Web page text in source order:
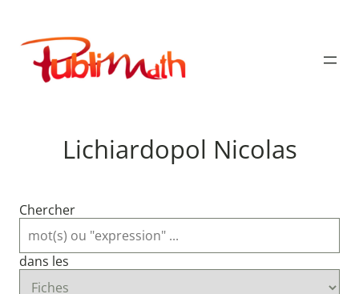
contenu
Publimath
Lichiardopol Nicolas
Chercher
dans les